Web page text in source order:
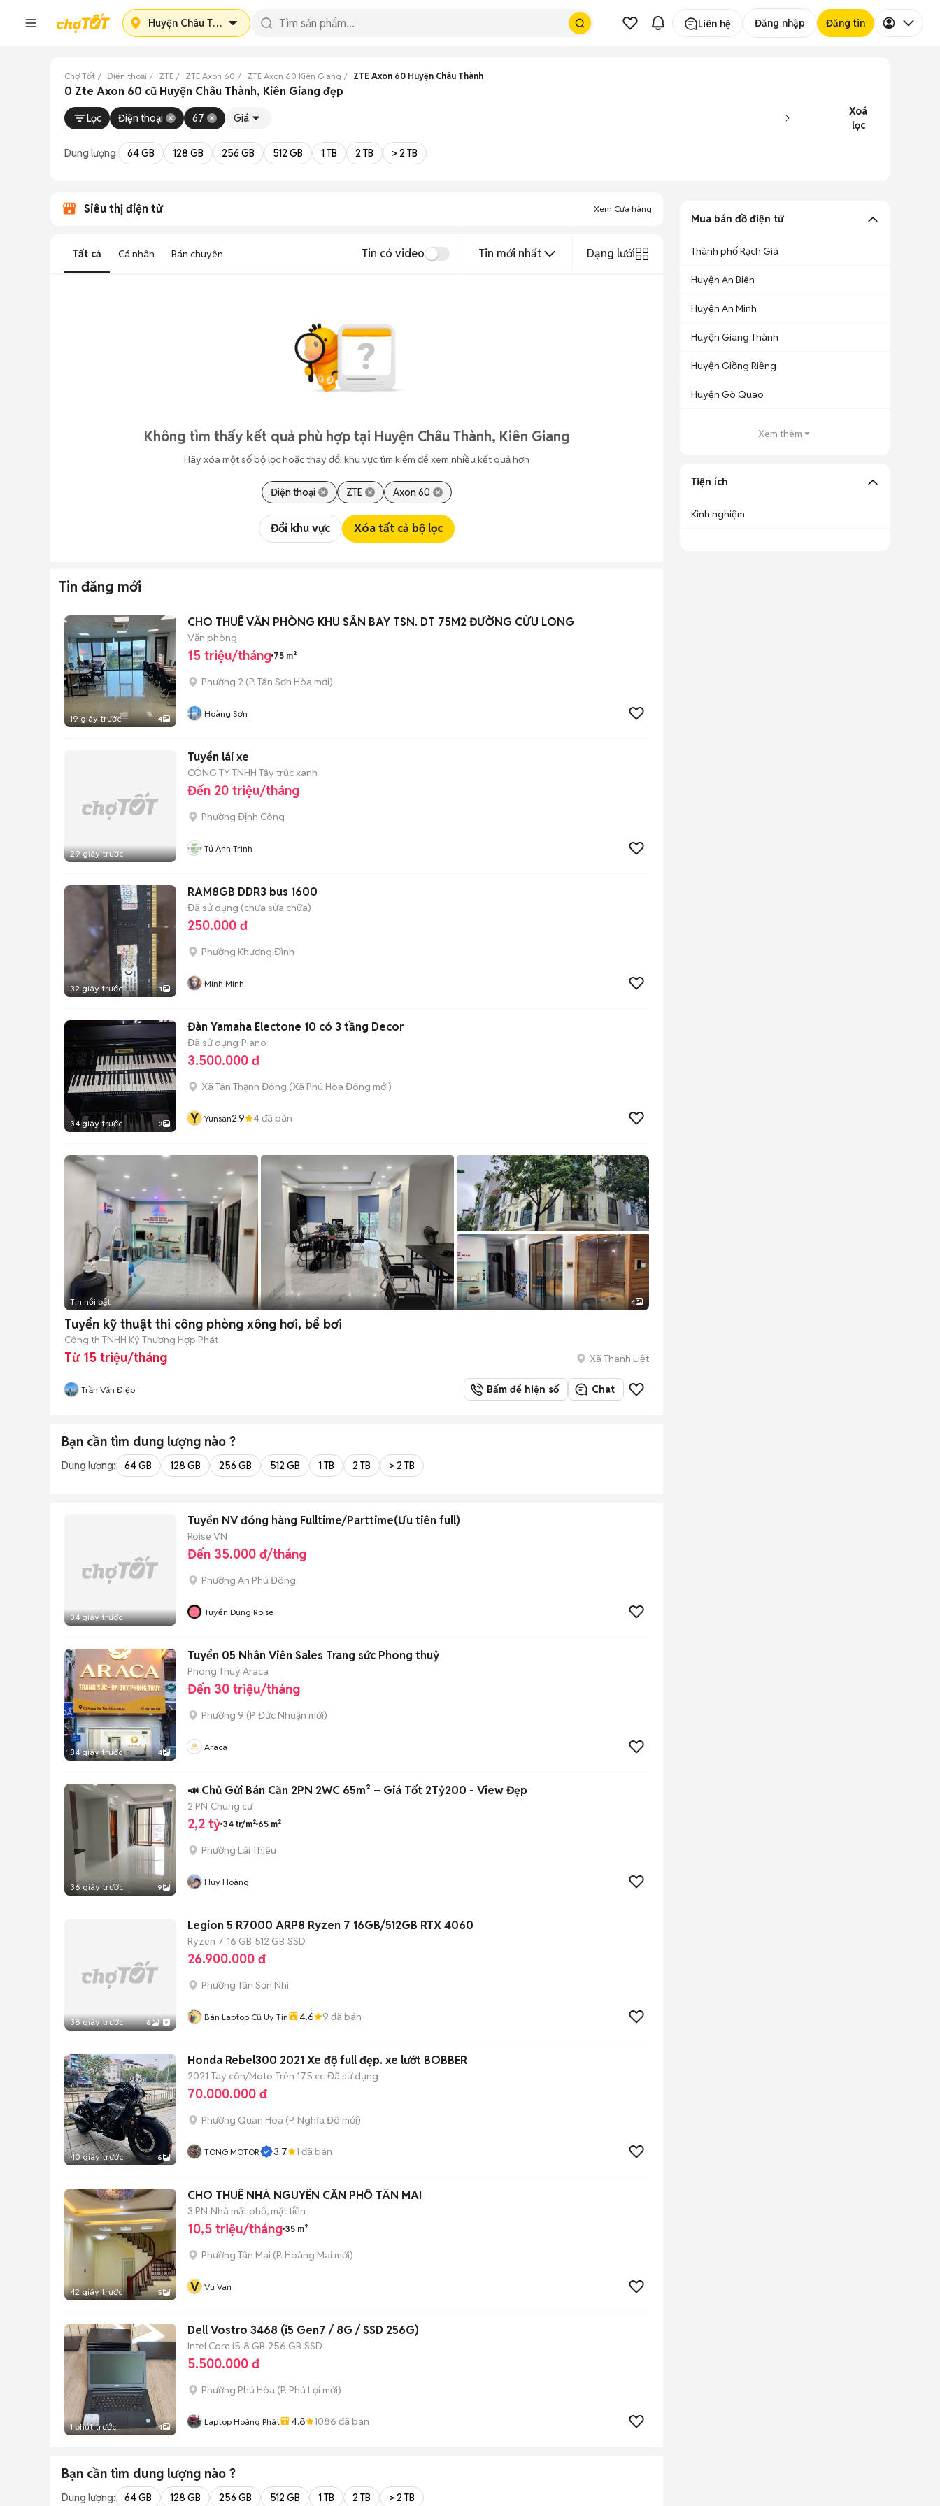
Huyện Châu Thành Liên hệ Đăng nhập Đăng tin
Chợ Tốt Điện thoại ZTE ZTE Axon 60 ZTE Axon 60 Kiên Giang ZTE Axon 60 Huyện Châu Thành
0 Zte Axon 60 cũ Huyện Châu Thành, Kiên Giang đẹp
Lọc Điện thoại 67 Giá
Xoá
lọc
Dung lượng: 64 GB 128 GB 256 GB 512 GB 1 TB 2 TB > 2 TB
Siêu thị điện tử Xem Cửa hàng
Tất cả Cá nhân Bán chuyên Tin có video Tin mới nhất Dạng lưới
Không tìm thấy kết quả phù hợp tại Huyện Châu Thành, Kiên Giang
Hãy xóa một số bộ lọc hoặc thay đổi khu vực tìm kiếm để xem nhiều kết quả hơn
Điện thoại ZTE Axon 60
Đổi khu vực Xóa tất cả bộ lọc
Tin đăng mới
19 giây trước 4
CHO THUÊ VĂN PHÒNG KHU SÂN BAY TSN. DT 75M2 ĐƯỜNG CỬU LONG
Văn phòng
15 triệu/tháng 75 m²
Phường 2 (P. Tân Sơn Hòa mới)
Hoàng Sơn
29 giây trước
Tuyển lái xe
CÔNG TY TNHH Tây trúc xanh
Đến 20 triệu/tháng
Phường Định Công
Tú Anh Trinh
32 giây trước 1
RAM8GB DDR3 bus 1600
Đã sử dụng (chưa sửa chữa)
250.000 đ
Phường Khương Đình
Minh Minh
34 giây trước 3
Đàn Yamaha Electone 10 có 3 tầng Decor
Đã sử dụng Piano
3.500.000 đ
Xã Tân Thạnh Đông (Xã Phú Hòa Đông mới)
Y Yunsan2.9 4đã bán
Tin nổi bật 4
Tuyển kỹ thuật thi công phòng xông hơi, bể bơi
Công th TNHH Kỹ Thương Hợp Phát
Từ 15 triệu/tháng Xã Thanh Liệt
Trần Văn Điệp Bấm để hiện số Chat
Bạn cần tìm dung lượng nào ?
Dung lượng: 64 GB 128 GB 256 GB 512 GB 1 TB 2 TB > 2 TB
34 giây trước
Tuyển NV đóng hàng Fulltime/Parttime(Ưu tiên full)
Roise VN
Đến 35.000 đ/tháng
Phường An Phú Đông
Tuyển Dụng Roise
34 giây trước 4
Tuyển 05 Nhân Viên Sales Trang sức Phong thuỷ
Phong Thuỷ Araca
Đến 30 triệu/tháng
Phường 9 (P. Đức Nhuận mới)
Araca
36 giây trước 9
📣 Chủ Gửi Bán Căn 2PN 2WC 65m² – Giá Tốt 2Tỷ200 - View Đẹp
2 PN Chung cư
2,2 tỷ 34 tr/m² 65 m²
Phường Lái Thiêu
Huy Hoàng
38 giây trước 6
Legion 5 R7000 ARP8 Ryzen 7 16GB/512GB RTX 4060
Ryzen 7 16 GB 512 GB SSD
26.900.000 đ
Phường Tân Sơn Nhì
Bán Laptop Cũ Uy Tín 4.6 9 đã bán
40 giây trước 6
Honda Rebel300 2021 Xe độ full đẹp. xe lướt BOBBER
2021 Tay côn/Moto Trên 175 cc Đã sử dụng
70.000.000 đ
Phường Quan Hoa (P. Nghĩa Đô mới)
TONG MOTOR 3.7 1 đã bán
42 giây trước 5
CHO THUÊ NHÀ NGUYÊN CĂN PHỐ TÂN MAI
3 PN Nhà mặt phố, mặt tiền
10,5 triệu/tháng 35 m²
Phường Tân Mai (P. Hoàng Mai mới)
V Vu Van
1 phút trước 4
Dell Vostro 3468 (i5 Gen7 / 8G / SSD 256G)
Intel Core i5 8 GB 256 GB SSD
5.500.000 đ
Phường Phú Hòa (P. Phú Lợi mới)
Laptop Hoàng Phát 4.8 1086 đã bán
Bạn cần tìm dung lượng nào ?
Dung lượng: 64 GB 128 GB 256 GB 512 GB 1 TB 2 TB > 2 TB
Mua bán đồ điện tử
Thành phố Rạch Giá
Huyện An Biên
Huyện An Minh
Huyện Giang Thành
Huyện Giồng Riềng
Huyện Gò Quao
Xem thêm
Tiện ích
Kinh nghiệm